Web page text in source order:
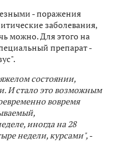
- поражения
заболевания,
можно. Для этого на
препарат -
состоянии,
И стало это возможным
вовремя
иногда на 28
недели, курсами", -